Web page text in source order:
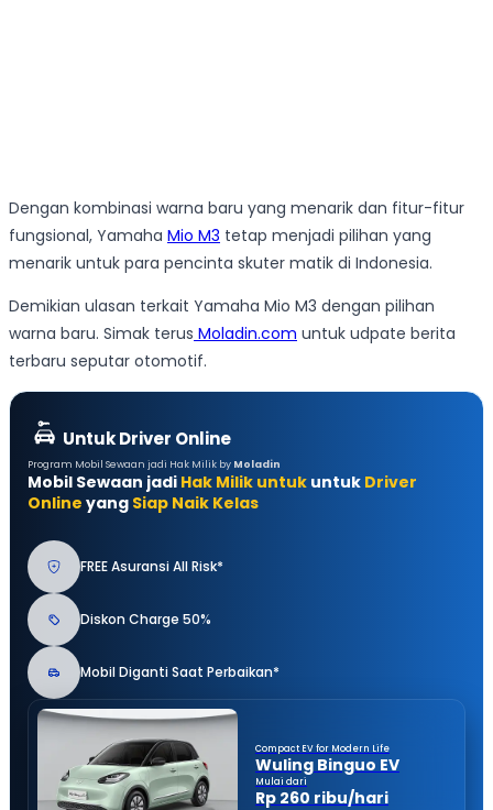
Dengan kombinasi warna baru yang menarik dan fitur-fitur
fungsional, Yamaha Mio M3 tetap menjadi pilihan yang
menarik untuk para pencinta skuter matik di Indonesia.
Demikian ulasan terkait Yamaha Mio M3 dengan pilihan
warna baru. Simak terus Moladin.com untuk udpate berita
terbaru seputar otomotif.
Untuk Driver Online
Program Mobil Sewaan jadi Hak Milik by Moladin
Mobil Sewaan jadi Hak Milik untuk untuk Driver
Online yang Siap Naik Kelas
FREE Asuransi All Risk*
Diskon Charge 50%
Mobil Diganti Saat Perbaikan*
Compact EV for Modern Life
Wuling Binguo EV
Mulai dari
Rp 260 ribu/hari